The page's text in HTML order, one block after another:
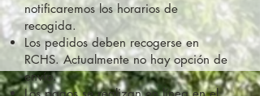
notificaremos los horarios de
recogida.
Los pedidos deben recogerse en
RCHS. Actualmente no hay opción de
envío.